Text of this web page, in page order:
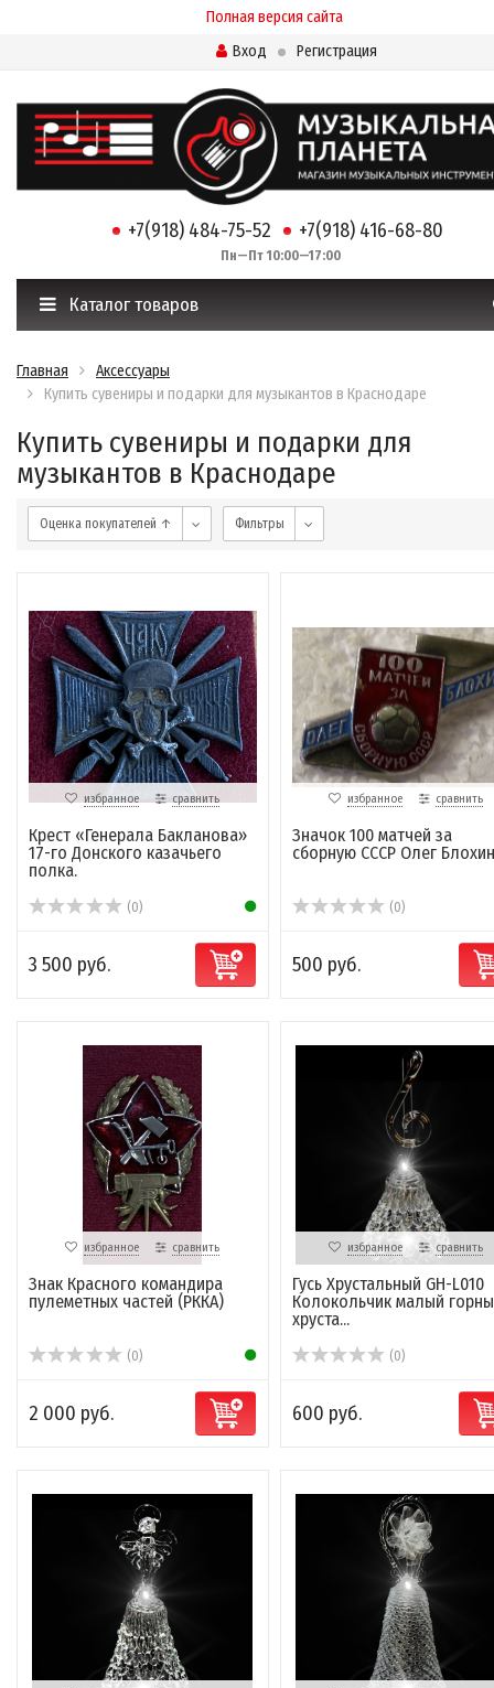
Полная версия сайта
Вход
Регистрация
+7(918) 484-75-52 +7(918) 416-68-80
Пн—Пт 10:00—17:00
Каталог товаров
Главная
Аксессуары
Купить сувениры и подарки для музыкантов в Краснодаре
Купить сувениры и подарки для
музыкантов в Краснодаре
Оценка покупателей ↑ Фильтры
избранное сравнить
Крест «Генерала Бакланова»
17-го Донского казачьего
полка.
(0)
3 500 руб.
избранное сравнить
Значок 100 матчей за
сборную СССР Олег
(0)
500 руб.
избранное сравнить
Знак Красного командира
пулеметных частей (РККА)
(0)
2 000 руб.
избранное сравнить
Гусь Хрустальный GH-L010
Колокольчик малый
хруста...
(0)
600 руб.